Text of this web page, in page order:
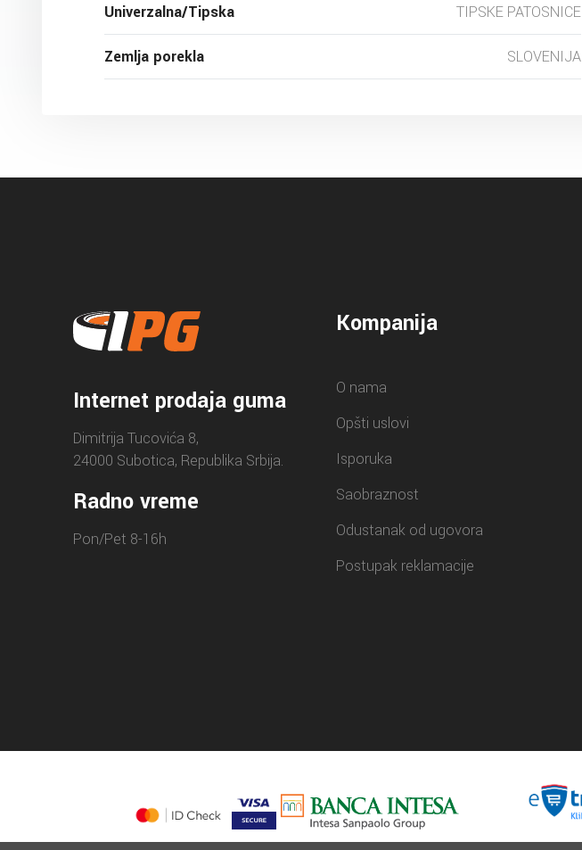
Univerzalna/Tipska TIPSKE PATOSNICE
Zemlja porekla SLOVENIJA
Internet prodaja guma
Dimitrija Tucovića 8,
24000 Subotica, Republika Srbija.
Radno vreme
Pon/Pet 8-16h
Kompanija
O nama
Opšti uslovi
Isporuka
Saobraznost
Odustanak od ugovora
Postupak reklamacije